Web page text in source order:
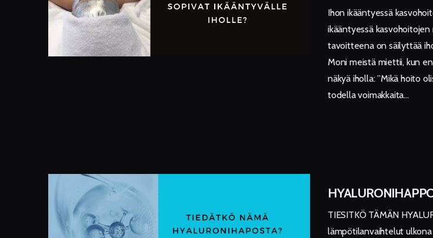
Ihon ikääntyessä
ikääntyessä
tavoitteena on säilyttää
Moni meistä miettii, kun
näkyä iholla: ”Mikä hoito
todella voimakkaita…
TIESITKÖ TÄMÄN
lämpötilanvaihtelut ulkona